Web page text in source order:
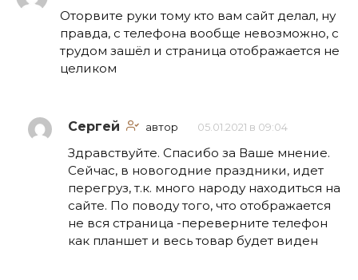
Оторвите руки тому кто вам сайт делал, ну
правда, с телефона вообще невозможно, с
трудом зашёл и страница отображается не
целиком
Сергей автор 05.01.2021 в 09:04
Здравствуйте. Спасибо за Ваше мнение.
Сейчас, в новогодние праздники, идет
перегруз, т.к. много народу находиться на
сайте. По поводу того, что отображается
не вся страница -переверните телефон
как планшет и весь товар будет виден